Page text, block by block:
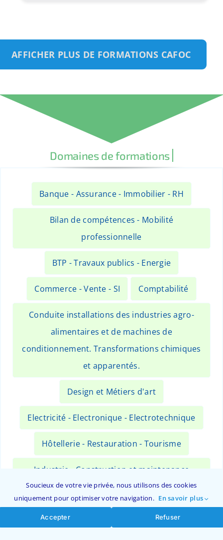
AFFICHER PLUS DE FORMATIONS CAFOC
Banque - Assurance - Immobilier - RH
Bilan de compétences - Mobilité
professionnelle
BTP - Travaux publics - Energie
Commerce - Vente - SI Comptabilité
Conduite installations des industries agro-
alimentaires et de machines de
conditionnement. Transformations chimiques
et apparentés.
Design et Métiers d'art
Electricité - Electronique - Electrotechnique
Hôtellerie - Restauration - Tourisme
Industrie - Construction et maintenance
mécanique - Sécurité
Ingénierie de formation
Soucieux de votre vie privée, nous utilisons des cookies
uniquement pour optimiser votre navigation. En savoir plus
Accepter Refuser